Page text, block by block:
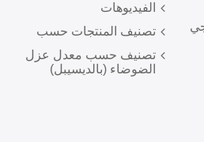
الفيديوهات
تصنيف المنتجات حسب
تصنيف حسب معدل عزل
الضوضاء (بالديسيبل)